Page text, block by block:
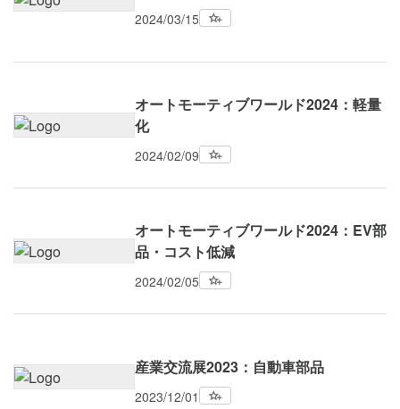
2024/03/15
オートモーティブワールド2024：軽量
化
2024/02/09
オートモーティブワールド2024：EV部
品・コスト低減
2024/02/05
産業交流展2023：自動車部品
2023/12/01